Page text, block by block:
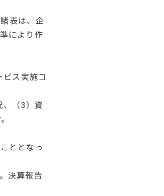
表は、企
により作
ス実施コ
、（3）資
ととなっ
決算報告